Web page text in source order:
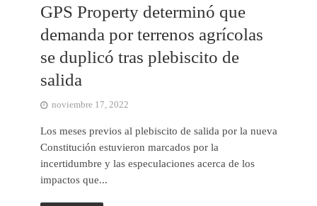
GPS Property determinó que
demanda por terrenos agrícolas
se duplicó tras plebiscito de
salida
noviembre 17, 2022
Los meses previos al plebiscito de salida por la nueva
Constitución estuvieron marcados por la
incertidumbre y las especulaciones acerca de los
impactos que...